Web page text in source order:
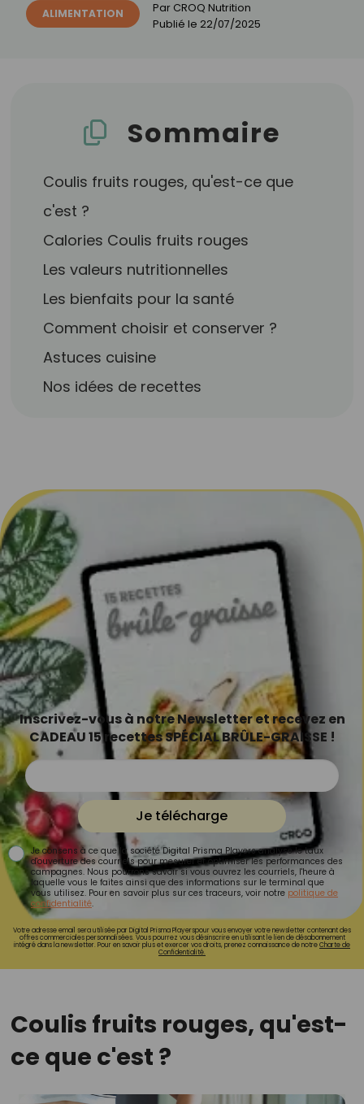
ALIMENTATION Par CROQ Nutrition
Publié le 22/07/2025
Sommaire
Coulis fruits rouges, qu'est-ce que
c'est ?
Calories Coulis fruits rouges
Les valeurs nutritionnelles
Les bienfaits pour la santé
Comment choisir et conserver ?
Astuces cuisine
Nos idées de recettes
Inscrivez-vous à notre Newsletter et recevez en
CADEAU 15 recettes SPÉCIAL BRÛLE-GRAISSE !
Je télécharge
Je consens à ce que la société Digital Prisma Players analyse le taux
d'ouverture des courriels pour mesurer et optimiser les performances des
campagnes. Nous pourrons savoir si vous ouvrez les courriels, l'heure à
laquelle vous le faites ainsi que des informations sur le terminal que
vous utilisez. Pour en savoir plus sur ces traceurs, voir notre politique de
confidentialité.
Votre adresse email sera utilisée par Digital Prisma Playerspour vous envoyer votre newsletter contenant des
offres commerciales personnalisées. Vous pourrez vous désinscrire en utilisant le lien de désabonnement
intégré dans la newsletter. Pour en savoir plus et exercer vos droits, prenez connaissance de notreCharte de
Confidentialité.
Coulis fruits rouges, qu'est-
ce que c'est ?